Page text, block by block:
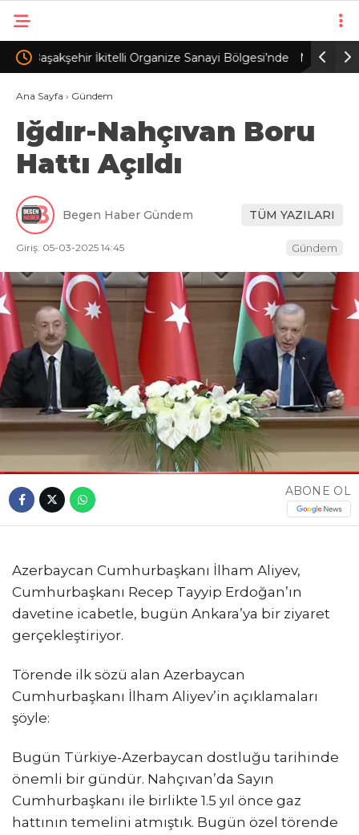
Minibüsün camını kırıp, para ve altınları çalan kar
maskeli 5 şüpheli tutuklandı
Ana Sayfa › Gündem
Iğdır-Nahçıvan Boru
Hattı Açıldı
Begen Haber Gündem TÜM YAZILARI
Giriş: 05-03-2025 14:45 Gündem
ABONE OL
Azerbaycan Cumhurbaşkanı İlham Aliyev,
Cumhurbaşkanı Recep Tayyip Erdoğan’ın
davetine icabetle, bugün Ankara’ya bir ziyaret
gerçekleştiriyor.
Törende ilk sözü alan Azerbaycan
Cumhurbaşkanı İlham Aliyev’in açıklamaları
şöyle:
Bugün Türkiye-Azerbaycan dostluğu tarihinde
önemli bir gündür. Nahçıvan’da Sayın
Cumhurbaşkanı ile birlikte 1.5 yıl önce gaz
hattının temelini atmıştık. Bugün özel törende